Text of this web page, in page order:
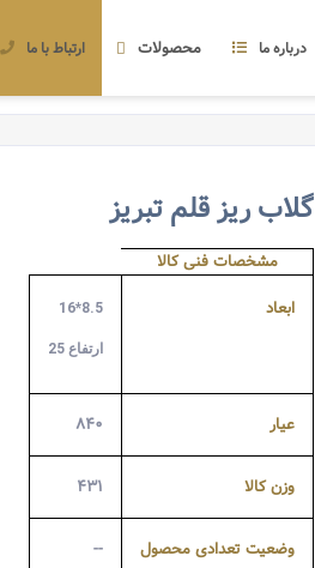
درباره ما محصولات ارتباط با ما
گلاب ریز قلم تبریز
مشخصات فنی کالا
ابعاد
8.5*16
ارتفاع 25
عیار ۸۴۰
وزن کالا ۴۳۱
وضعیت تعدادی محصول --